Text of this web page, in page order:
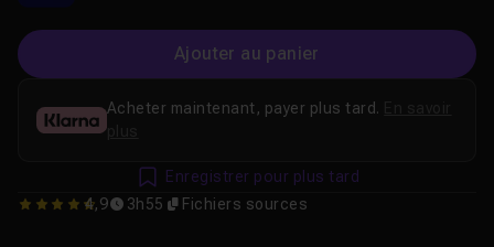
Ajouter au panier
4.9473684210526
4,9 3h55 Fichiers sources
Acheter maintenant, payer plus tard.
plus
Enregistrer pour plus tard